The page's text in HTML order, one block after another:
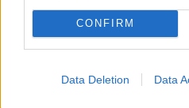
CONFIRM
Data Deletion Data